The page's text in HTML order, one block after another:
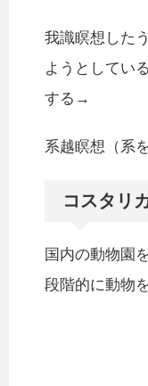
我識瞑想した
ようとしてい
する→
系越瞑想（系
コスタリ
国内の動物園
段階的に動物